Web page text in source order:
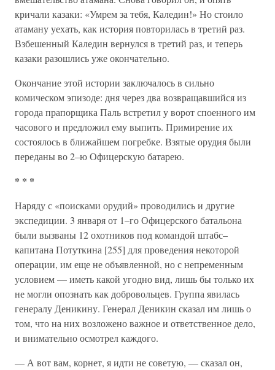
кричали казаки: «Умрем за тебя, Каледин!» Но стоило
атаману уехать, как история повторилась в третий раз.
Взбешенный Каледин вернулся в третий раз, и теперь
казаки разошлись уже окончательно.
Окончание этой истории заключалось в сильно
комическом эпизоде: дня через два возвращавшийся из
города прапорщика Паль встретил у ворот споенного им
часового и предложил ему выпить. Примирение их
состоялось в ближайшем погребке. Взятые орудия были
переданы во 2–ю Офицерскую батарею.
* * *
Наряду с «поисками орудий» проводились и другие
экспедиции. 3 января от 1–го Офицерского батальона
были вызваны 12 охотников под командой штабс–
капитана Потуткина [255] для проведения некоторой
операции, им еще не объявленной, но с непременным
условием — иметь какой угодно вид, лишь бы только их
не могли опознать как добровольцев. Группа явилась
генералу Деникину. Генерал Деникин сказал им лишь о
том, что на них возложено важное и ответственное дело,
и внимательно осмотрел каждого.
— А вот вам, корнет, я идти не советую, — сказал он,